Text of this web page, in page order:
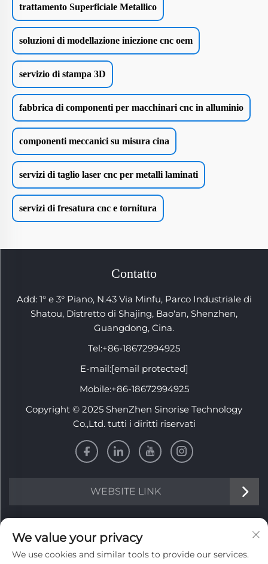
trattamento Superficiale Metallico
soluzioni di modellazione iniezione cnc oem
servizio di stampa 3D
fabbrica di componenti per macchinari cnc in alluminio
componenti meccanici su misura cina
servizi di taglio laser cnc per metalli laminati
servizi di fresatura cnc e tornitura
Contatto
Add: 1° e 3° Piano, N.43 Via Minfu, Parco Industriale di
Shatou, Distretto di Shajing, Bao'an, Shenzhen,
Guangdong, Cina.
Tel:+86-18672994925
E-mail:[email protected]
Mobile:+86-18672994925
Copyright © 2025 ShenZhen Sinorise Technology
Co.,Ltd. tutti i diritti riservati
WEBSITE LINK
INFORMATION
Iscriviti per ricevere la nostra newsletter settimanale
We value your privacy
We use cookies and similar tools to provide our services.